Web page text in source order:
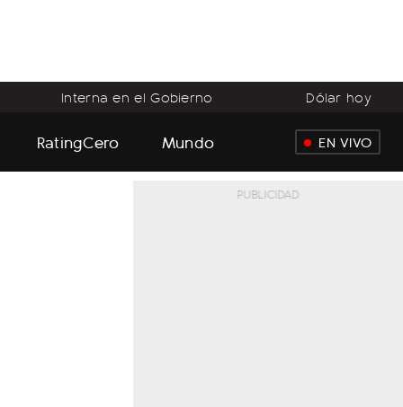
Interna en el Gobierno Dólar hoy
RatingCero Mundo EN VIVO